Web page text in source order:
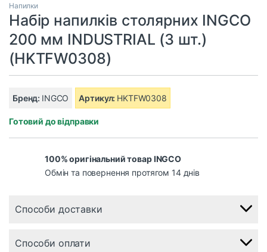
Напилки
Набір напилків столярних INGCO
200 мм INDUSTRIAL (3 шт.)
(HKTFW0308)
Бренд: INGCO Артикул: HKTFW0308
Готовий до відправки
100% оригінальний товар INGCO
Обмін та повернення протягом 14 днів
Способи доставки
Способи оплати